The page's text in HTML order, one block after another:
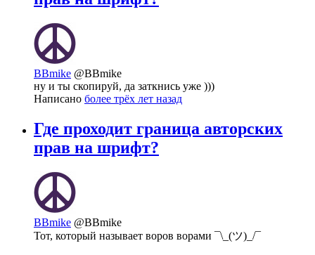
BBmike @BBmike
ну и ты скопируй, да заткнись уже )))
Написано более трёх лет назад
Где проходит граница авторских
прав на шрифт?
BBmike @BBmike
Тот, который называет воров ворами ¯\_(ツ)_/¯